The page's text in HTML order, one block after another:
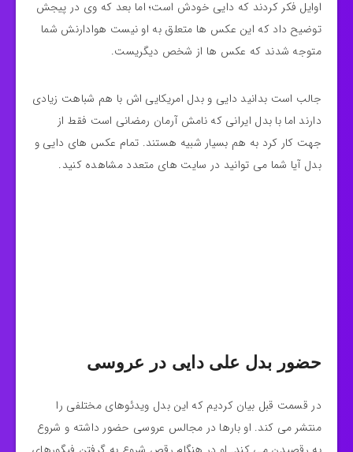
اوایل فکر کردند که دایی خودش است؛ اما بعد که وی در پیجش
توضیح داد که این عکس ها متعلق به او نیست هوادارنش شما
متوجه شدند که عکس ها از شخص دیگریست.
جالب است بدانید دایی و بدل امریکایی اش با هم شباهت زیادی
دارند اما با بدل ایرانی که نامش آرمان رمضانی است فقط از
جهت کار کرد به هم بسیار شبیه هستند. تمام عکس های دایی و
بدل آیا شما می توانید در سایت های متعدد مشاهده کنید.
حضور بدل علی دایی در عروسی
در قسمت قبل بیان کردیم که این بدل ویدئوهای مختلفی را
منتشر می کند. او بارها در مجالس عروسی حضور داشته و شروع